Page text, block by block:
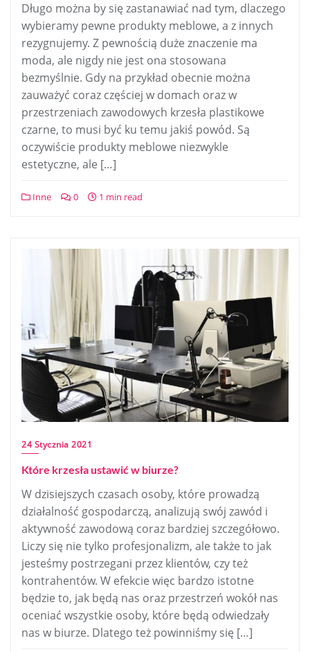
Długo można by się zastanawiać nad tym, dlaczego
wybieramy pewne produkty meblowe, a z innych
rezygnujemy. Z pewnością duże znaczenie ma
moda, ale nigdy nie jest ona stosowana
bezmyślnie. Gdy na przykład obecnie można
zauważyć coraz częściej w domach oraz w
przestrzeniach zawodowych krzesła plastikowe
czarne, to musi być ku temu jakiś powód. Są
oczywiście produkty meblowe niezwykle
estetyczne, ale […]
Inne 0 1 min read
24 Stycznia 2021
Które krzesła ustawić w biurze?
W dzisiejszych czasach osoby, które prowadzą
działalność gospodarczą, analizują swój zawód i
aktywność zawodową coraz bardziej szczegółowo.
Liczy się nie tylko profesjonalizm, ale także to jak
jesteśmy postrzegani przez klientów, czy też
kontrahentów. W efekcie więc bardzo istotne
będzie to, jak będą nas oraz przestrzeń wokół nas
oceniać wszystkie osoby, które będą odwiedzały
nas w biurze. Dlatego też powinniśmy się […]